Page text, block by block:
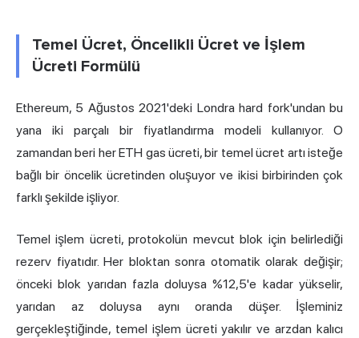
Temel Ücret, Öncelikli Ücret ve İşlem
Ücreti Formülü
Ethereum, 5 Ağustos 2021'deki Londra hard fork'undan bu
yana iki parçalı bir fiyatlandırma modeli kullanıyor. O
zamandan beri her ETH gas ücreti, bir temel ücret artı isteğe
bağlı bir öncelik ücretinden oluşuyor ve ikisi birbirinden çok
farklı şekilde işliyor.
Temel işlem ücreti, protokolün mevcut blok için belirlediği
rezerv fiyatıdır. Her bloktan sonra otomatik olarak değişir;
önceki blok yarıdan fazla doluysa %12,5'e kadar yükselir,
yarıdan az doluysa aynı oranda düşer. İşleminiz
gerçekleştiğinde, temel işlem ücreti yakılır ve arzdan kalıcı